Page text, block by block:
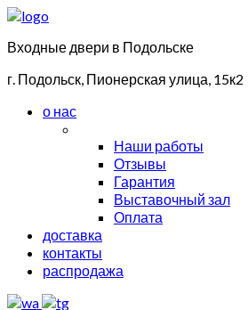
Входные двери в Подольске
г. Подольск, Пионерская улица, 15к2
о нас
Наши работы
Отзывы
Гарантия
Выставочный зал
Оплата
доставка
контакты
распродажа